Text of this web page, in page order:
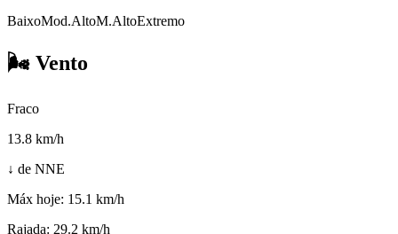
BaixoMod.AltoM.AltoExtremo
🌬️ Vento
Fraco
13.8 km/h
↓ de NNE
Máx hoje: 15.1 km/h
Rajada: 29.2 km/h